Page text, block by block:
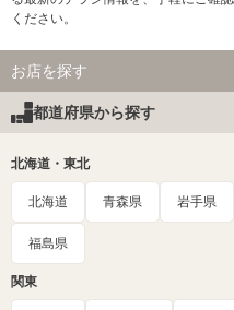
ください。
お店を探す
都道府県から探す
北海道・東北
北海道 青森県 岩手県
福島県
関東